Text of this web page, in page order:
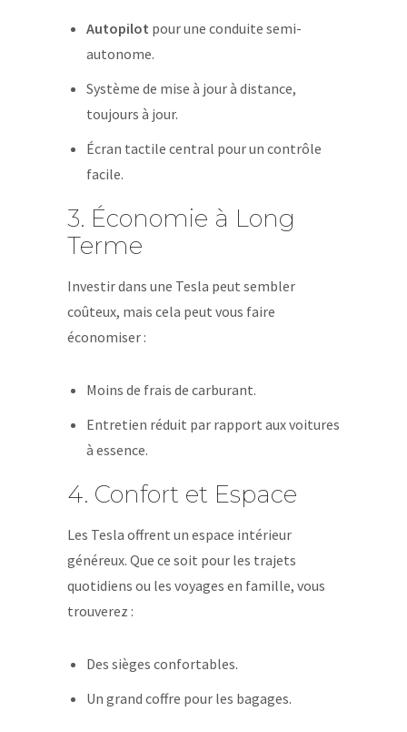
Autopilot pour une conduite semi-
autonome.
Système de mise à jour à distance,
toujours à jour.
Écran tactile central pour un contrôle
facile.
3. Économie à Long
Terme
Investir dans une Tesla peut sembler
coûteux, mais cela peut vous faire
économiser :
Moins de frais de carburant.
Entretien réduit par rapport aux voitures
à essence.
4. Confort et Espace
Les Tesla offrent un espace intérieur
généreux. Que ce soit pour les trajets
quotidiens ou les voyages en famille, vous
trouverez :
Des sièges confortables.
Un grand coffre pour les bagages.